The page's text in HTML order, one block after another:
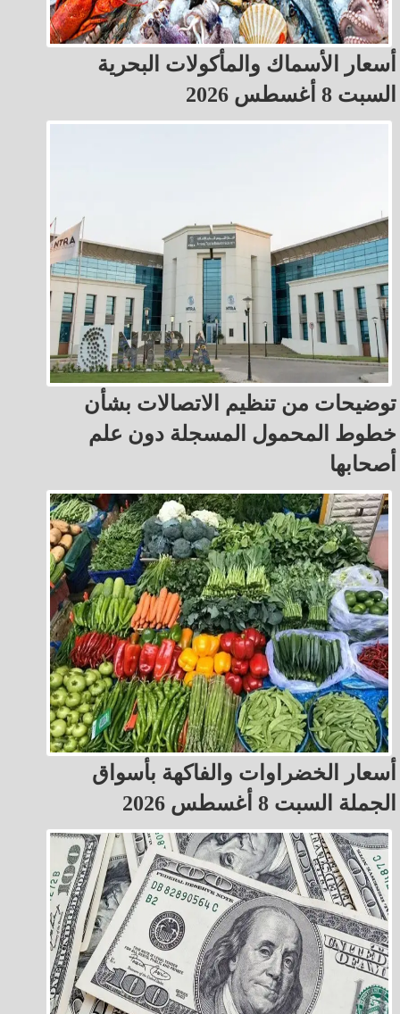
أسعار الأسماك والمأكولات البحرية
السبت 8 أغسطس 2026
توضيحات من تنظيم الاتصالات بشأن
خطوط المحمول المسجلة دون علم
أصحابها
أسعار الخضراوات والفاكهة بأسواق
الجملة السبت 8 أغسطس 2026